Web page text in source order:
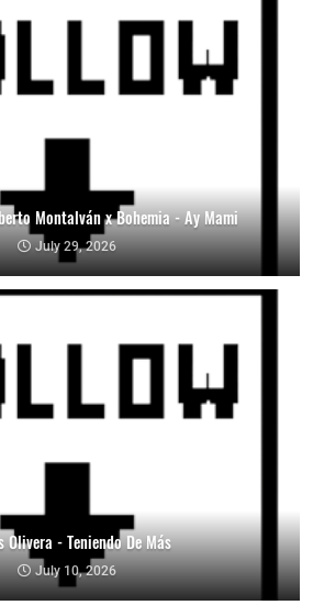
Montalván x Bohemia - Ay Mami
July 29, 2026
Olivera - Teniendo De Más
July 10, 2026